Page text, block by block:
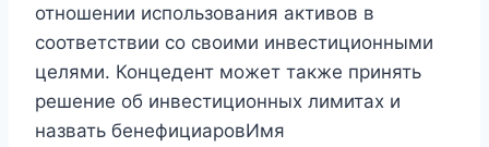
отношении использования активов в
соответствии со своими инвестиционными
целями. Концедент может также принять
решение об инвестиционных лимитах и ​​
назвать бенефициаровИмя